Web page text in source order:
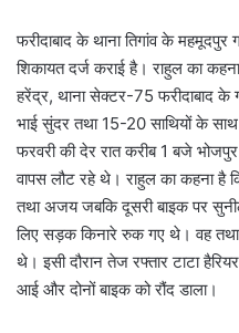
फरीदाबाद के थाना तिगांव के महमूदपुर
शिकायत दर्ज कराई है। राहुल का
हरेंद्र, थाना सेक्टर-75 फरीदाबाद
भाई सुंदर तथा 15-20 साथियों के
फरवरी की देर रात करीब 1 बजे
वापस लौट रहे थे। राहुल का कहना है
तथा अजय जबकि दूसरी बाइक पर
लिए सड़क किनारे रुक गए थे। वह
थे। इसी दौरान तेज रफ्तार टाटा
आई और दोनों बाइक को रौंद डाला।